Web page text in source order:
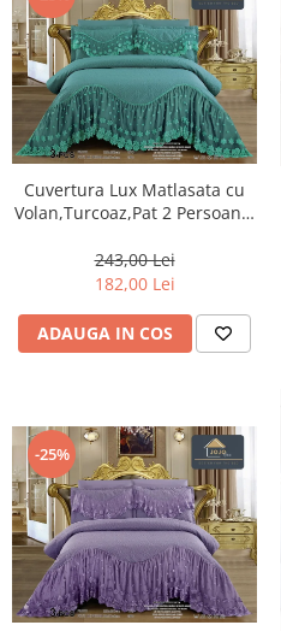
Cuvertura Lux Matlasata cu
Volan,Turcoaz,Pat 2 Persoane,
243,00 Lei
182,00 Lei
ADAUGA IN COS
-25%